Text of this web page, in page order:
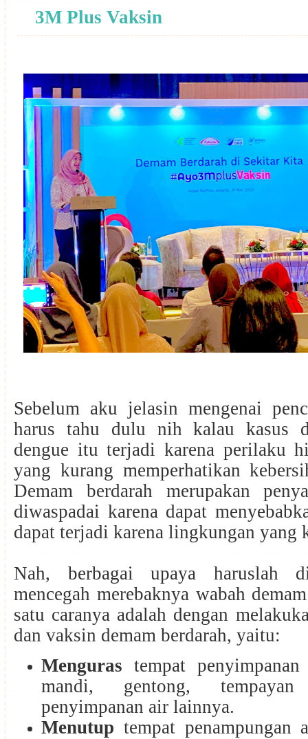
3M Plus Vaksin
Sebelum aku jelasin mengenai
harus tahu dulu nih kalau kasus
dengue itu terjadi karena perilaku
yang kurang memperhatikan
Demam berdarah merupakan
diwaspadai karena dapat
dapat terjadi karena lingkungan yang
Nah, berbagai upaya haruslah
mencegah merebaknya wabah
satu caranya adalah dengan
dan vaksin demam berdarah, yaitu:
Menguras tempat
mandi, gentong,
penyimpanan air lainnya.
Menutup tempat penampungan